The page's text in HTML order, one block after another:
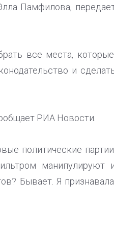
Памфилова,
все места,
и
РИА Новости.
политические
манипулируют
Бывает. Я